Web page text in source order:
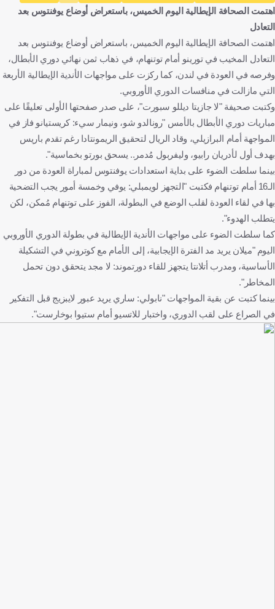
ميلان
إيطاليا
أتالانتا
باريس سان جيرمان
فرنسا
ستياوا بوخارست
رومانيا
لودوجوريتس رازجراد
بلغاريا
أليجري
نيمار البرازيل
الخميس، باستعراض أوضاع يوفنتوس بعد
الخميس، باستعراض أوضاع يوفنتوس بعد
توتنهام، في ذهاب ثمن نهائي دوري الأبطال،
ركزت على مواجهات الأندية الإيطالية الأربعة
الأوروبي.
سبورت"، على صدر صفحتها الأولى تعليقًا على
"رونالدو شو، ونيمار سيء: كريستيانو فاز في
الريال لتحقيق الريمونتادا رغم تقدم باريس
مُدمر.. يسحق بورتو بخماسية".
استعدادات يوفنتوس لمباراة العودة من دور
"التجهز لويمبلي: يوفي وخمسة أمور يجب التضحية
في البطولة، الفوز على توتنهام مُمكن، لكن
الأندية الإيطالية في بطولة الدوري الأوروبي
الإيجابية، إلى الأمام مع كوتروني في التشكيلة
للقاء دورتموند: لا مجد يتحقق دون تحمل
"نابولي: ساري يريد عبور لايبزيج قبل التفكير
واختبار للاتسيو أمام ستيوا بوخارست".